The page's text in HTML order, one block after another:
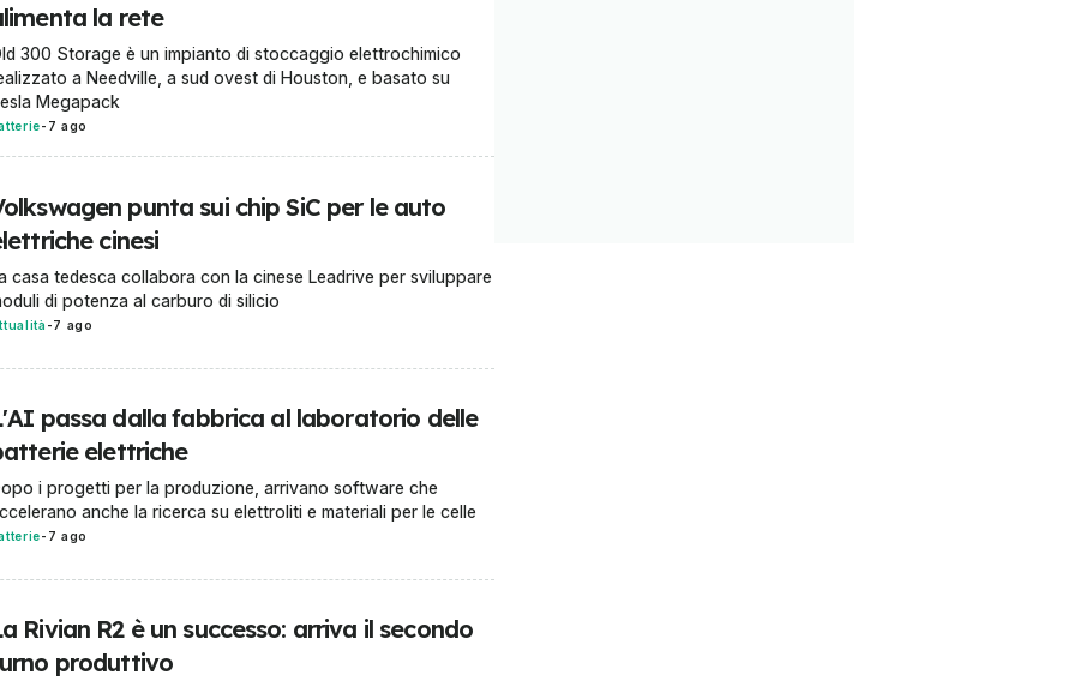
la rete
300 Storage è un impianto di stoccaggio elettrochimico
a Needville, a sud ovest di Houston, e basato su
Megapack
- 7 ago
punta sui chip SiC per le auto
cinesi
casa tedesca collabora con la cinese Leadrive per sviluppare
di potenza al carburo di silicio
-7 ago
passa dalla fabbrica al laboratorio delle
elettriche
i progetti per la produzione, arrivano software che
anche la ricerca su elettroliti e materiali per le celle
- 7 ago
Rivian R2 è un successo: arriva il secondo
produttivo